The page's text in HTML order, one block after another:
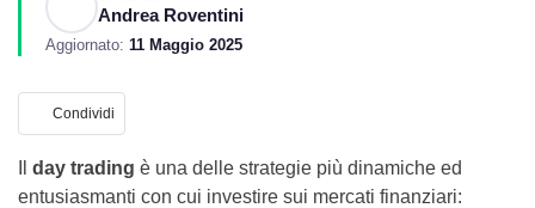
Andrea Roventini
Aggiornato: 11 Maggio 2025
Condividi
day trading è una delle strategie più dinamiche ed
entusiasmanti con cui investire sui mercati finanziari: